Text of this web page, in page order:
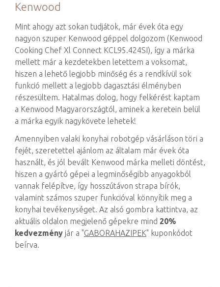
Kenwood
Mint ahogy azt sokan tudjátok, már évek óta egy
nagyon szuper Kenwood géppel dolgozom (Kenwood
Cooking Chef Xl Connect KCL95.424SI), így a márka
mellett már a kezdetekben letettem a voksomat,
hiszen a lehető legjobb minőség és a rendkívül sok
funkció mellett a legjobb dagasztási élményben
részesültem. Hatalmas dolog, hogy felkérést kaptam
a Kenwood Magyarországtól, aminek a keretein belül
a márka egyik nagykövete lehetek!
Amennyiben valaki konyhai robotgép vásárláson töri a
fejét, szeretettel ajánlom az általam már évek óta
használt, és jól bevált Kenwood márka melleti döntést,
hiszen a gyártó gépei a legminőségibb anyagokból
vannak felépítve, így hosszútávon strapa bírók,
valamint számos szuper funkcióval könnyítik meg a
konyhai tevékenységet. Az alsó gombra kattintva, az
aktuális oldalon megjelenő gépekre mind 20%
kedvezmény jár a "GABORAHAZIPEK" kuponkódot
beírva.